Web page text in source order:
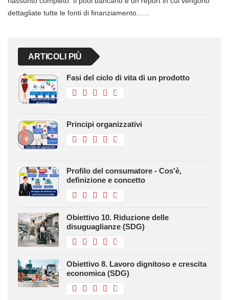
dettagliate tutte le fonti di finanziamento...…
ARTICOLI PIÙ
Fasi del ciclo di vita di un prodotto
Principi organizzativi
Profilo del consumatore - Cos'è,
definizione e concetto
Obiettivo 10. Riduzione delle
disuguaglianze (SDG)
Obiettivo 8. Lavoro dignitoso e crescita
economica (SDG)